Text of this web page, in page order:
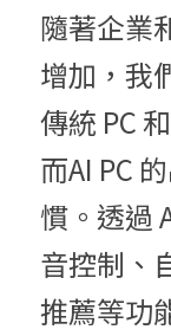
隨著企業
增加，我
傳統 PC
而AI PC
慣。透過
音控制、
推薦等功